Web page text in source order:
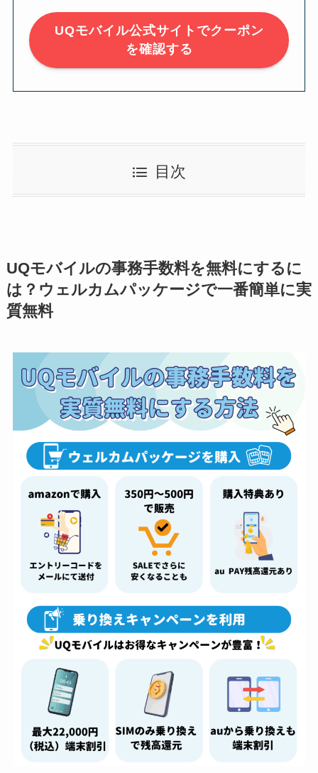
UQモバイル公式サイトでクーポン
を確認する
目次
UQモバイルの事務手数料を無料にするに
は？ウェルカムパッケージで一番簡単に実
質無料